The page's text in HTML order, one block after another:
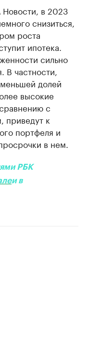
в 2023
снизиться,
роста
ипотека.
сильно
В частности,
долей
высокие
с
приведут к
портфеля и
в нем.
РБК
и в